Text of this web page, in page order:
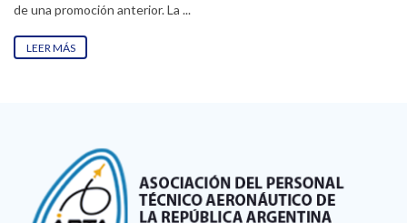
de una promoción anterior. La ...
LEER MÁS